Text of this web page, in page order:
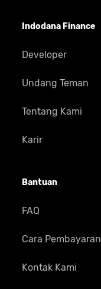
Indodana Finance
Developer
Undang Teman
Tentang Kami
Karir
Bantuan
FAQ
Cara Pembayaran
Kontak Kami